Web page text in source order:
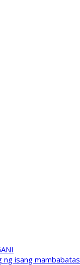
ng isang mambabatas